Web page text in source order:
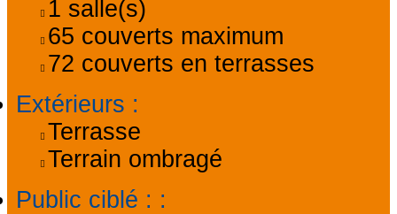
1 salle(s)
65 couverts maximum
72 couverts en terrasses
Extérieurs :
Terrasse
Terrain ombragé
Public ciblé : :